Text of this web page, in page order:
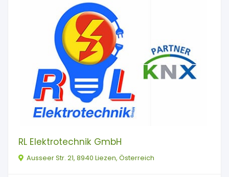
RL Elektrotechnik GmbH
Ausseer Str. 21, 8940 Liezen, Österreich